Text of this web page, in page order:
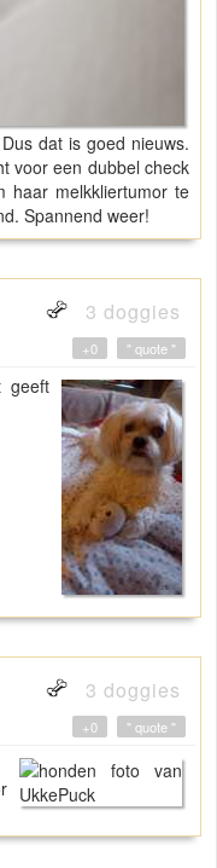
dat is goed nieuws.
voor een dubbel check
haar melkkliertumor te
Spannend weer!
3 doggies
" quote "
+0
geeft
3 doggies
" quote "
+0